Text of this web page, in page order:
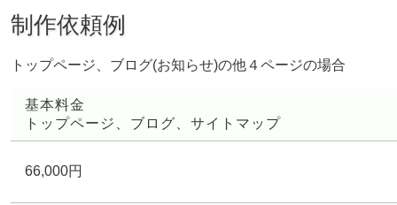
制作依頼例
トップページ、ブログ(お知らせ)の他４ページの場合
基本料金
トップページ、ブログ、サイトマップ
66,000円